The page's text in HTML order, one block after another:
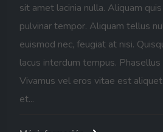
sit amet lacinia nulla. Aliquam
pulvinar tempor. Aliquam tellus
euismod nec, feugiat at nisi.
lacus interdum tempus. Phasellus
Vivamus vel eros vitae est
et...